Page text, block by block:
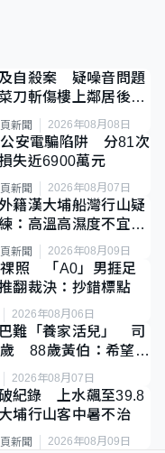
自殺案 疑噪音問題
刀斬傷樓上鄰居後墮
新聞 2026年08月08日
安電騙陷阱 分81次
失近6900萬元
新聞 2026年08月07日
籍漢大埔船灣行山疑
：高溫高濕度不宜遠
新聞 2026年08月09日
照 「A0」男捱足
翻裁決：抄錯標點
2026年08月06日
難「養家活兒」 司
88歲黃伯：希望一
2026年08月07日
紀錄 上水飆至39.8
埔行山客中暑不治
新聞 2026年08月09日